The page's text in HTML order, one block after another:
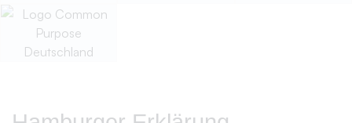
solch einer offenen und akzeptierenden Einstellung –
facto ein(WEL)COMING
sogenannten „